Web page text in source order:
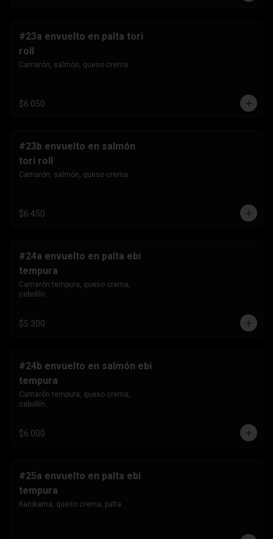
#23a envuelto en palta tori
roll
Camarón, salmón, queso crema.
$6.050
#23b envuelto en salmón
tori roll
Camarón, salmón, queso crema.
$6.450
#24a envuelto en palta ebi
tempura
Camarón tempura, queso crema,
cebollín.
$5.300
#24b envuelto en salmón ebi
tempura
Camarón tempura, queso crema,
cebollín.
$6.000
#25a envuelto en palta ebi
tempura
Kanikama, queso crema, palta.